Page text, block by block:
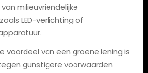
milieuvriendelijke
LED-verlichting of
voordeel van een groene lening is
gunstigere voorwaarden